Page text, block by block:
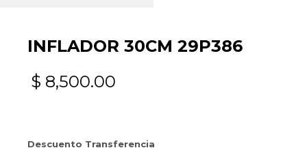
INFLADOR 30CM 29P386
$ 8,500.00
Descuento Transferencia